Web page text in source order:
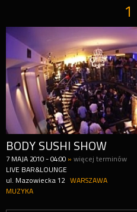
1
BODY SUSHI SHOW
7 MAJA 2010 -04:00 »więcej terminów
LIVE BAR&LOUNGE
ul. Mazowiecka 12
WARSZAWA
MUZYKA